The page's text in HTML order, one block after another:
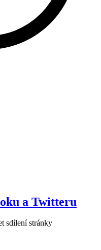
a Twitteru
sdílení stránky